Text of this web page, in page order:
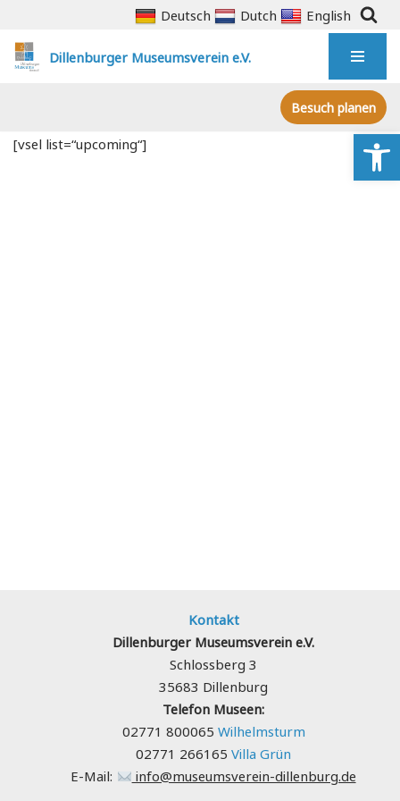
Zum
Inhalt
Deutsch Dutch
English
Dillenburger Museumsverein e.V.
Besuch planen
[vsel list=“upcoming“]
Kontakt
Dillenburger Museumsverein e.V.
Schlossberg 3
35683 Dillenburg
Telefon Museen:
02771 800065Wilhelmsturm
02771 266165Villa Grün
E-Mail:
info@museumsverein-dillenburg.de